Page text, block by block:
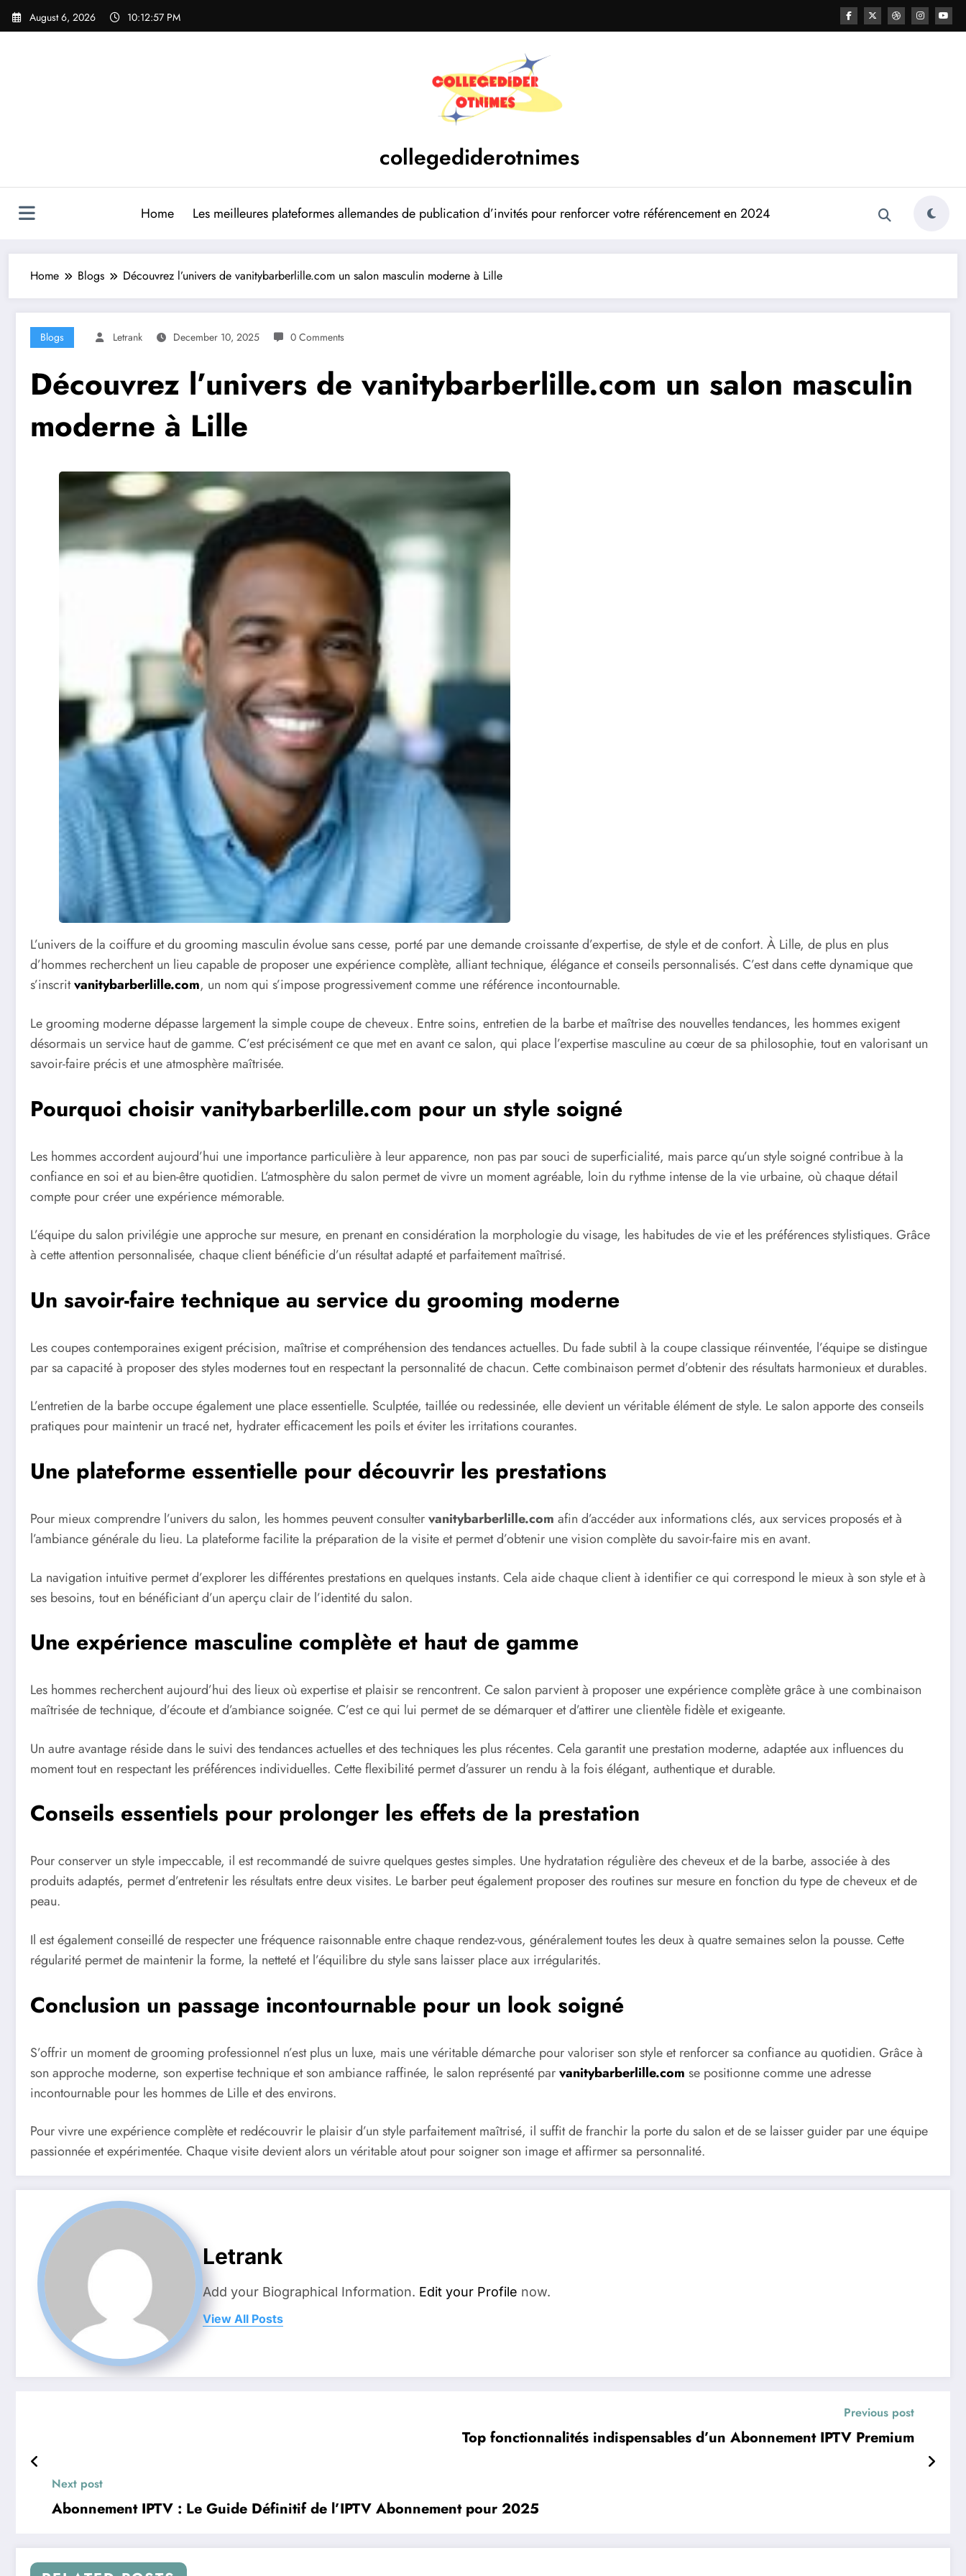
Skip
August 6, 2026 10:12:58 PM
collegediderotnimes
Home Les meilleures plateformes allemandes de publication d’invités pour renforcer votre référencement en 2024
Home Blogs Découvrez l’univers de vanitybarberlille.com un salon masculin moderne à Lille
Blogs Letrank December 10, 2025 0 Comments
Découvrez l’univers de vanitybarberlille.com un salon masculin
moderne à Lille
L’univers de la coiffure et du grooming masculin évolue sans cesse, porté par une demande croissante d’expertise, de style et de confort. À Lille, de plus en plus
d’hommes recherchent un lieu capable de proposer une expérience complète, alliant technique, élégance et conseils personnalisés. C’est dans cette dynamique que
s’inscritvanitybarberlille.com, un nom qui s’impose progressivement comme une référence incontournable.
Le grooming moderne dépasse largement la simple coupe de cheveux. Entre soins, entretien de la barbe et maîtrise des nouvelles tendances, les hommes exigent
désormais un service haut de gamme. C’est précisément ce que met en avant ce salon, qui place l’expertise masculine au cœur de sa philosophie, tout en valorisant un
savoir-faire précis et une atmosphère maîtrisée.
Pourquoi choisir vanitybarberlille.com pour un style soigné
Les hommes accordent aujourd’hui une importance particulière à leur apparence, non pas par souci de superficialité, mais parce qu’un style soigné contribue à la
confiance en soi et au bien-être quotidien. L’atmosphère du salon permet de vivre un moment agréable, loin du rythme intense de la vie urbaine, où chaque détail
compte pour créer une expérience mémorable.
L’équipe du salon privilégie une approche sur mesure, en prenant en considération la morphologie du visage, les habitudes de vie et les préférences stylistiques. Grâce
à cette attention personnalisée, chaque client bénéficie d’un résultat adapté et parfaitement maîtrisé.
Un savoir-faire technique au service du grooming moderne
Les coupes contemporaines exigent précision, maîtrise et compréhension des tendances actuelles. Du fade subtil à la coupe classique réinventée, l’équipe se distingue
par sa capacité à proposer des styles modernes tout en respectant la personnalité de chacun. Cette combinaison permet d’obtenir des résultats harmonieux et durables.
L’entretien de la barbe occupe également une place essentielle. Sculptée, taillée ou redessinée, elle devient un véritable élément de style. Le salon apporte des conseils
pratiques pour maintenir un tracé net, hydrater efficacement les poils et éviter les irritations courantes.
Une plateforme essentielle pour découvrir les prestations
Pour mieux comprendre l’univers du salon, les hommes peuvent consultervanitybarberlille.com afin d’accéder aux informations clés, aux services proposés et à
l’ambiance générale du lieu. La plateforme facilite la préparation de la visite et permet d’obtenir une vision complète du savoir-faire mis en avant.
La navigation intuitive permet d’explorer les différentes prestations en quelques instants. Cela aide chaque client à identifier ce qui correspond le mieux à son style et à
ses besoins, tout en bénéficiant d’un aperçu clair de l’identité du salon.
Une expérience masculine complète et haut de gamme
Les hommes recherchent aujourd’hui des lieux où expertise et plaisir se rencontrent. Ce salon parvient à proposer une expérience complète grâce à une combinaison
maîtrisée de technique, d’écoute et d’ambiance soignée. C’est ce qui lui permet de se démarquer et d’attirer une clientèle fidèle et exigeante.
Un autre avantage réside dans le suivi des tendances actuelles et des techniques les plus récentes. Cela garantit une prestation moderne, adaptée aux influences du
moment tout en respectant les préférences individuelles. Cette flexibilité permet d’assurer un rendu à la fois élégant, authentique et durable.
Conseils essentiels pour prolonger les effets de la prestation
Pour conserver un style impeccable, il est recommandé de suivre quelques gestes simples. Une hydratation régulière des cheveux et de la barbe, associée à des
produits adaptés, permet d’entretenir les résultats entre deux visites. Le barber peut également proposer des routines sur mesure en fonction du type de cheveux et de
peau.
Il est également conseillé de respecter une fréquence raisonnable entre chaque rendez-vous, généralement toutes les deux à quatre semaines selon la pousse. Cette
régularité permet de maintenir la forme, la netteté et l’équilibre du style sans laisser place aux irrégularités.
Conclusion un passage incontournable pour un look soigné
S’offrir un moment de grooming professionnel n’est plus un luxe, mais une véritable démarche pour valoriser son style et renforcer sa confiance au quotidien. Grâce à
son approche moderne, son expertise technique et son ambiance raffinée, le salon représenté parvanitybarberlille.com se positionne comme une adresse
incontournable pour les hommes de Lille et des environs.
Pour vivre une expérience complète et redécouvrir le plaisir d’un style parfaitement maîtrisé, il suffit de franchir la porte du salon et de se laisser guider par une équipe
passionnée et expérimentée. Chaque visite devient alors un véritable atout pour soigner son image et affirmer sa personnalité.
Letrank
Add your Biographical Information. Edit your Profile now.
View All Posts
Previous post
Top fonctionnalités indispensables d’un Abonnement IPTV Premium
Next post
Abonnement IPTV : Le Guide Définitif de l’IPTV Abonnement pour 2025